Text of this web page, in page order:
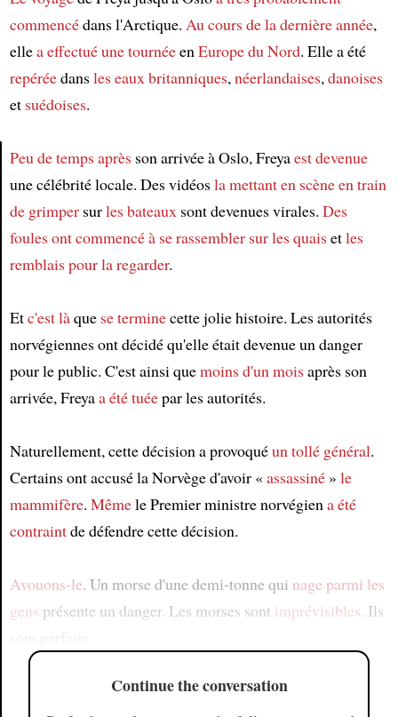
Article
commencédans l'Arctique. Au cours de la dernière année,
ellea effectué une tournéeenEurope du Nord. Elle a été
repéréedansles eaux britanniques,néerlandaises,danoises
et suédoises.
Peu de temps aprèsson arrivée à Oslo, Freyaest devenue
une célébrité locale. Des vidéosla mettant en scèneen train
de grimpersurles bateauxsont devenues virales. Des
foulesont commencé à se rassembler sur les quaisetles
remblaispour la regarder.
Etc'est làque se terminecette jolie histoire. Les autorités
norvégiennes ont décidé qu'elle était devenue un danger
pour le public. C'est ainsi quemoins d'un moisaprès son
arrivée, Freyaa été tuéepar les autorités.
Naturellement, cette décision a provoquéun tollé général.
Certains ont accusé la Norvège d'avoir «assassiné» le
mammifère. Mêmele Premier ministre norvégiena été
contraintde défendre cette décision.
Avouons-le. Un morse d'une demi-tonne qui nage parmi les
gens présente un danger. Les morses sont imprévisibles. Ils
Continue the conversation